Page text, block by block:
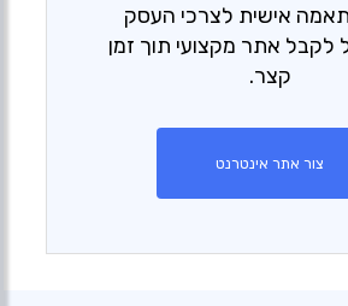
אישית לצרכי העסק
לקבל אתר מקצועי תוך זמן
קצר.
צור אתר אינטרנט